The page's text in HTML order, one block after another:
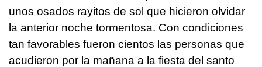
unos osados rayitos de sol que hicieron olvidar
la anterior noche tormentosa. Con condiciones
tan favorables fueron cientos las personas que
acudieron por la mañana a la fiesta del santo